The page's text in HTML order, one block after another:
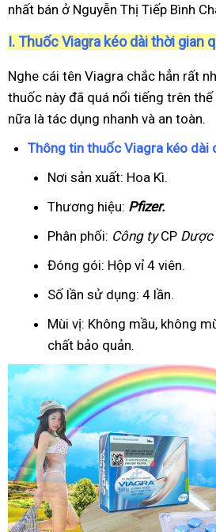
nhất bán ở Nguyễn Thị Tiếp Bình
I. Thuốc Viagra kéo dài thời gian
Nghe cái tên Viagra chắc hẳn rất
thuốc này đã quá nổi tiếng trên
nữa là tác dụng nhanh và an toàn.
Thông tin thuốc Viagra kéo dài
Nơi sản xuất: Hoa Kì.
Thương hiệu: Pfizer.
Phân phối: Công tyCP Dược
Đóng gói: Hộp vỉ 4 viên.
Số lần sử dụng: 4 lần.
Mùi vị: Không mầu, không
chất bảo quản.